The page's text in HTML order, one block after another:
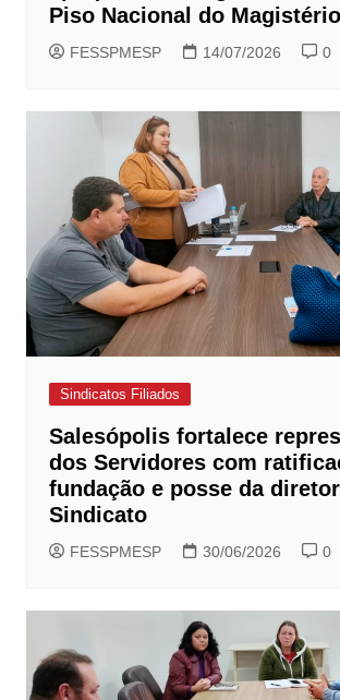
Piso Nacional do Magistério
FESSPMESP 14/07/2026 0
Sindicatos Filiados
Salesópolis fortalece
dos Servidores com
fundação e posse da
Sindicato
FESSPMESP 30/06/2026 0